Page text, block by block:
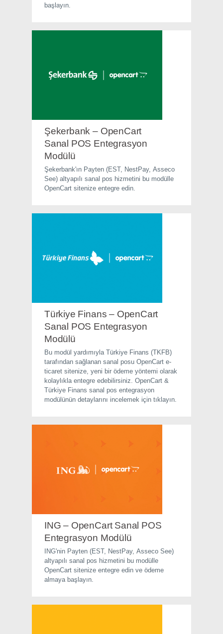
başlayın.
Şekerbank – OpenCart
Sanal POS Entegrasyon
Modülü
Şekerbank'ın Payten (EST, NestPay, Asseco
See) altyapılı sanal pos hizmetini bu modülle
OpenCart sitenize entegre edin.
Türkiye Finans – OpenCart
Sanal POS Entegrasyon
Modülü
Bu modül yardımıyla Türkiye Finans (TKFB)
tarafından sağlanan sanal posu OpenCart e-
ticaret sitenize, yeni bir ödeme yöntemi olarak
kolaylıkla entegre edebilirsiniz. OpenCart &
Türkiye Finans sanal pos entegrasyon
modülünün detaylarını incelemek için tıklayın.
ING – OpenCart Sanal POS
Entegrasyon Modülü
ING'nin Payten (EST, NestPay, Asseco See)
altyapılı sanal pos hizmetini bu modülle
OpenCart sitenize entegre edin ve ödeme
almaya başlayın.